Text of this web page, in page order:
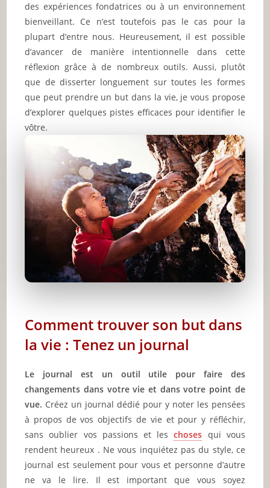
des expériences fondatrices ou à un environnement
bienveillant. Ce n’est toutefois pas le cas pour la
plupart d’entre nous. Heureusement, il est possible
d’avancer de manière intentionnelle dans cette
réflexion grâce à de nombreux outils. Aussi, plutôt
que de disserter longuement sur toutes les formes
que peut prendre un but dans la vie, je vous propose
d’explorer quelques pistes efficaces pour identifier le
vôtre.
Comment trouver son but dans
la vie : Tenez un journal
Le journal est un outil utile pour faire des
changements dans votre vie et dans votre point de
vue. Créez un journal dédié pour y noter les pensées
à propos de vos objectifs de vie et pour y réfléchir,
sans oublier vos passions et leschoses qui vous
rendent heureux . Ne vous inquiétez pas du style, ce
journal est seulement pour vous et personne d’autre
ne va le lire. Il est important que vous soyez